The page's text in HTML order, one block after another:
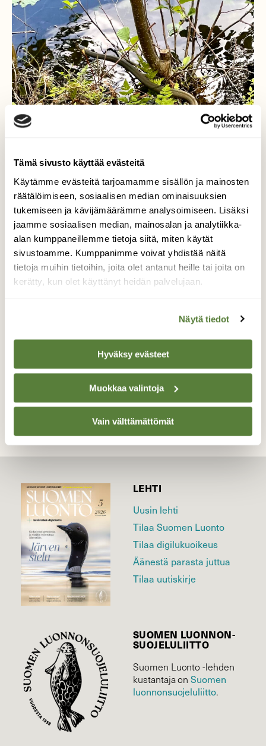
Tämä sivusto käyttää evästeitä
Käytämme evästeitä tarjoamamme sisällön ja mainosten
räätälöimiseen, sosiaalisen median ominaisuuksien
tukemiseen ja kävijämäärämme analysoimiseen. Lisäksi
jaamme sosiaalisen median, mainosalan ja analytiikka-
alan kumppaneillemme tietoja siitä, miten käytät
sivustoamme. Kumppanimme voivat yhdistää näitä
tietoja muihin tietoihin, joita olet antanut heille tai joita on
kerätty, kun olet käyttänyt heidän palvelujaan.
Näytä tiedot
Hyväksy evästeet
Muokkaa valintoja
Vain välttämättömät
Rantakäärme
Retkipäivän yllättävä kohtaaminen
Rantakäärmeen kanssa Vierumäellä
Valkjärven rantapolulla.
Valokuvaaja: Pirjo Kallio, Vierumäki, Valkjärvi.
TAKAISIN LISTAAN
LEHTI
Uusin lehti
Tilaa Suomen Luonto
Tilaa digilukuoikeus
Äänestä parasta juttua
Tilaa uutiskirje
SUOMEN LUONNON­
SUOJELU­LIITTO
Suomen Luonto -lehden
kustantaja onSuomen
luonnonsuojelu­liitto.